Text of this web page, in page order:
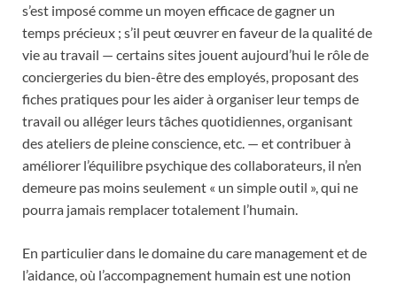
s’est imposé comme un moyen efficace de gagner un
temps précieux ; s’il peut œuvrer en faveur de la qualité de
vie au travail — certains sites jouent aujourd’hui le rôle de
conciergeries du bien-être des employés, proposant des
fiches pratiques pour les aider à organiser leur temps de
travail ou alléger leurs tâches quotidiennes, organisant
des ateliers de pleine conscience, etc. — et contribuer à
améliorer l’équilibre psychique des collaborateurs, il n’en
demeure pas moins seulement « un simple outil », qui ne
pourra jamais remplacer totalement l’humain.
En particulier dans le domaine du care management et de
l’aidance, où l’accompagnement humain est une notion